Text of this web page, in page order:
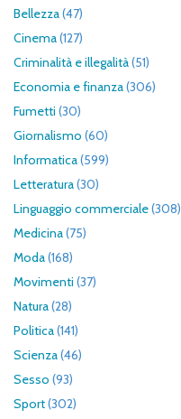
Bellezza(47)
Cinema(127)
Criminalità e illegalità(51)
Economia e finanza(306)
Fumetti (30)
Giornalismo (60)
Informatica(599)
Letteratura(30)
Linguaggio commerciale(308)
Medicina(75)
Moda(168)
Movimenti (37)
Natura(28)
Politica(141)
Scienza(46)
Sesso (93)
Sport(302)